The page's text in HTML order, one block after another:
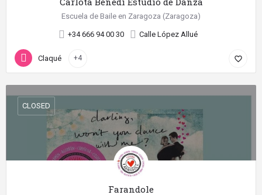
Escuela de Baile en Zaragoza (Zaragoza)
+34 666 94 00 30 Calle López Allué
Claqué +4 favorite_border
Farandole
CLOSED